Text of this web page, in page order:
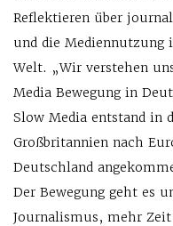
Reflektieren über
und die Mediennutzung
Welt. „Wir verstehen
Media Bewegung in
Slow Media entstand in
Großbritannien nach
Deutschland
Der Bewegung geht es
Journalismus, mehr